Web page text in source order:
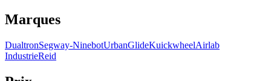
Marques
DualtronSegway-NinebotUrbanGlideKuickwheelAirlab
IndustrieReid